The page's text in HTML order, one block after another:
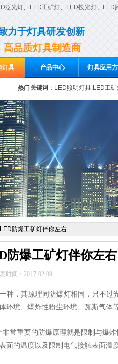
泛光灯、 LED工矿灯、 LED投光灯、 LED
力于灯具研发创新
高品质灯具制造商
灯具 产品中心 灯具应用
热门关键词 ： LED照明灯具,LED工
防爆工矿灯伴你左右
防爆工矿灯伴你左右
时间：2017-02-09
，其原理同防爆灯相同，只不过
环境、爆炸性粉尘环境、瓦斯气体
常重要的防爆原理就是限制与爆
面的温度以及限制电气接触表面温